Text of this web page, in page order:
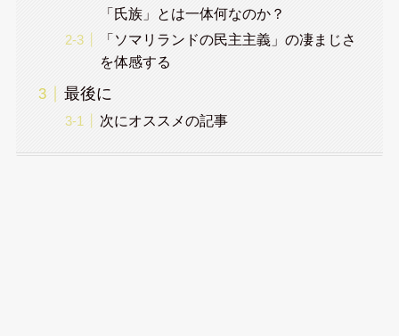
「氏族」とは一体何なのか？
「ソマリランドの民主主義」の凄まじさ
を体感する
最後に
次にオススメの記事